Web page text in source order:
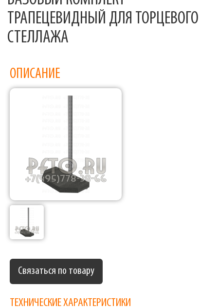
ТРАПЕЦЕВИДНЫЙ ДЛЯ ТОРЦЕВОГО
СТЕЛЛАЖА
ОПИСАНИЕ
Связаться по товару
ТЕХНИЧЕСКИЕ ХАРАКТЕРИСТИКИ